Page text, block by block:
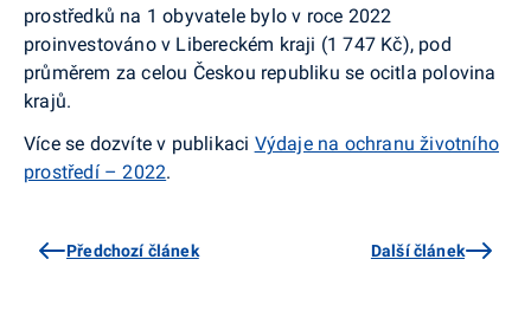
prostředků na 1 obyvatele bylo v roce 2022
proinvestováno v Libereckém kraji (1 747 Kč), pod
průměrem za celou Českou republiku se ocitla polovina
krajů.
Více se dozvíte v publikaci Výdaje na ochranu životního
prostředí – 2022.
Předchozí článek Další článek